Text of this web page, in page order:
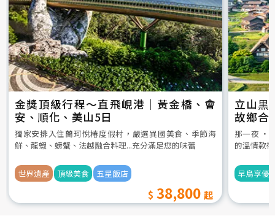
金獎頂級行程～直飛峴港｜黃金橋、會
安、順化、美山5日
獨家安排入住蘭珂悅椿度假村，嚴選異國美食、季節海
鮮、龍蝦、螃蟹、法越融合料理...充分滿足您的味蕾
世界遺產 頂級美食 五星飯店
38,800
立山黒
故鄉合
5日
那一夜 ‧
的溫情款
早鳥享優